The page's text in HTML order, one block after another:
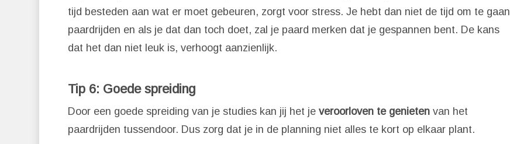
tijd besteden aan wat er moet gebeuren, zorgt voor stress. Je hebt dan niet de tijd om te gaan
paardrijden en als je dat dan toch doet, zal je paard merken dat je gespannen bent. De kans
dat het dan niet leuk is, verhoogt aanzienlijk.
Tip 6: Goede spreiding
Door een goede spreiding van je studies kan jij het je veroorloven te genietenvan het
paardrijden tussendoor. Dus zorg dat je in de planning niet alles te kort op elkaar plant.